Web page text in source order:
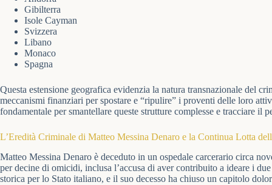
Gibilterra
Isole Cayman
Svizzera
Libano
Monaco
Spagna
Questa estensione geografica evidenzia la natura transnazionale del
meccanismi finanziari per spostare e “ripulire” i proventi delle loro
fondamentale per smantellare queste strutture complesse e tracciare
L’Eredità Criminale di Matteo Messina Denaro e la Continua Lotta
Matteo Messina Denaro è deceduto in un ospedale carcerario circa
per decine di omicidi, inclusa l’accusa di aver contribuito a ideare i
storica per lo Stato italiano, e il suo decesso ha chiuso un capitolo